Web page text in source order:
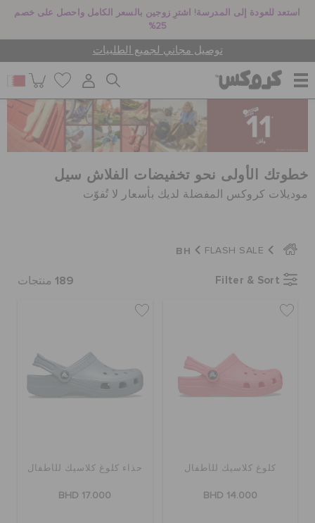
استعد للعودة إلى المدرسة! اشترِ زوجين بالسعر الكامل واحصل على خصم
25%
توصيل مجاني لجميع الطلبيات
للنساء
للرجال
جيبيتز تشارمز
تنزيلات
تسجيل الدخول / اشتراك
خطوتك الأولى نحو تخفيضات الفلاش سيل
موديلات كروكس المفضلة لديك بأسعار لا تُفوّت
FLASH SALE
BH
Filter & Sort
189 منتجات
كلوغ كلاسيك للأطفال
BHD 14.000
حذاء كلوغ كلاسيك للأطفال
BHD 17.000